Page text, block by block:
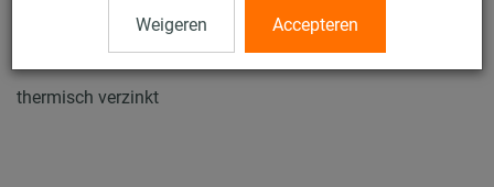
Weigeren Accepteren
MPT Draagprofielverbinder
thermisch verzinkt